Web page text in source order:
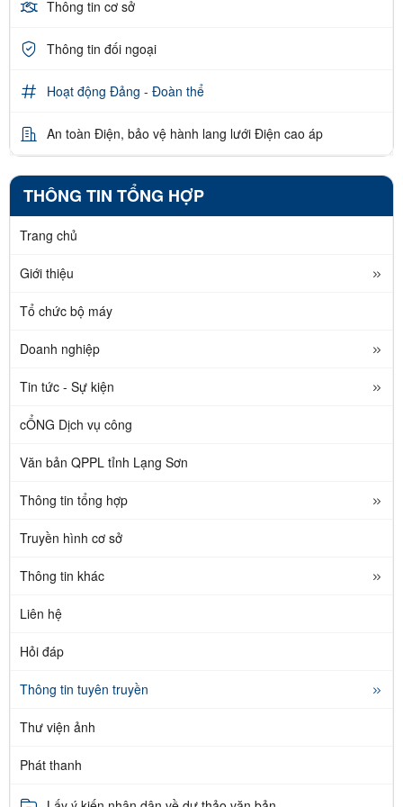
Thông tin cơ sở
Thông tin đối ngoại
Hoạt động Đảng - Đoàn thể
An toàn Điện, bảo vệ hành lang lưới Điện cao áp
THÔNG TIN TỔNG HỢP
Trang chủ
Giới thiệu
Tổ chức bộ máy
Doanh nghiệp
Tin tức - Sự kiện
cỔNG Dịch vụ công
Văn bản QPPL tỉnh Lạng Sơn
Thông tin tổng hợp
Truyền hình cơ sở
Thông tin khác
Liên hệ
Hỏi đáp
Thông tin tuyên truyền
Thư viện ảnh
Phát thanh